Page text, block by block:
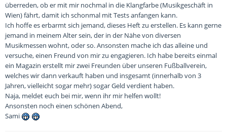
überreden, ob er mit mir nochmal in die Klangfarbe (Musikgeschäft in
Wien) fährt, damit ich schonmal mit Tests anfangen kann.
Ich hoffe es erbarmt sich jemand, dieses Heft zu erstellen. Es kann gerne
jemand in meinem Alter sein, der in der Nähe von diversen
Musikmessen wohnt, oder so. Ansonsten mache ich das alleine und
versuche, einen Freund von mir zu engagieren. Ich habe bereits einmal
ein Magazin erstellt mir zwei Freunden über unseren Fußballverein,
welches wir dann verkauft haben und insgesamt (innerhalb von 3
Jahren, vielleicht sogar mehr) sogar Geld verdient haben.
Naja, meldet euch bei mir, wenn ihr mir helfen wollt!
Ansonsten noch einen schönen Abend,
Sami